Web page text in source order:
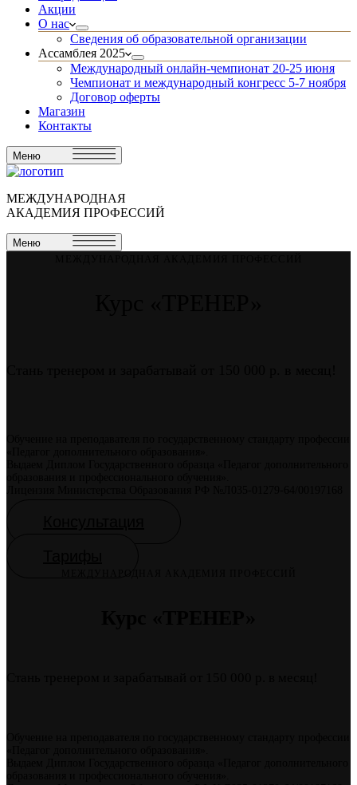
Акции
О нас
Сведения об образовательной организации
Ассамблея 2025
Международный онлайн-чемпионат 20-25 июня
Чемпионат и международный конгресс 5-7 ноября
Договор оферты
Магазин
Контакты
Меню
МЕЖДУНАРОДНАЯ
АКАДЕМИЯ ПРОФЕССИЙ
Меню